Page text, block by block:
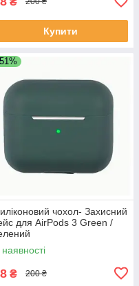
Купити
чохол- Захисний
для AirPods 3 Green /
₴ 200 ₴